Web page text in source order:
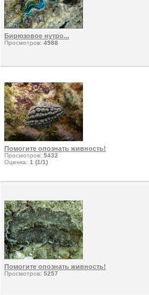
Бирюзовое нутро...
Просмотров: 4988
Помогите опознать живность!
Просмотров: 5432
Оценка: 1 (1/1)
Помогите опознать живность!
Просмотров: 5257